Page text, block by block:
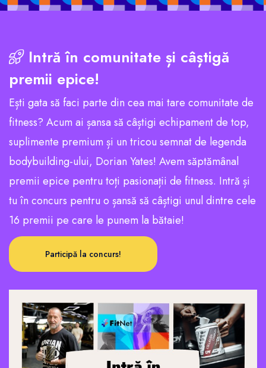
Intră în comunitate și câștigă
premii epice!
Ești gata să faci parte din cea mai tare comunitate de
fitness? Acum ai șansa să câștigi echipament de top,
suplimente premium și un tricou semnat de legenda
bodybuilding-ului, Dorian Yates! Avem săptămânal
premii epice pentru toți pasionații de fitness. Intră și
tu în concurs pentru o șansă să câștigi unul dintre cele
16 premii pe care le punem la bătaie!
Participă la concurs!